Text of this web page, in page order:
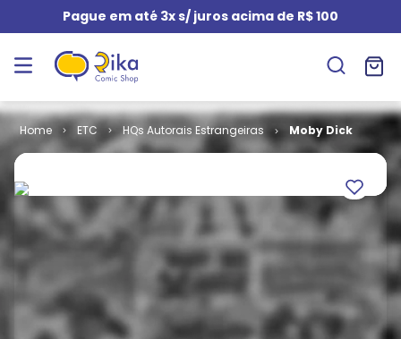
Pague em até 3x s/ juros acima de R$ 100
ETC HQs Autorais Estrangeiras Moby Dick